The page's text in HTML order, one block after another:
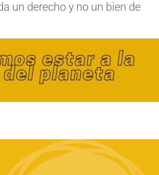
un derecho y no un bien de